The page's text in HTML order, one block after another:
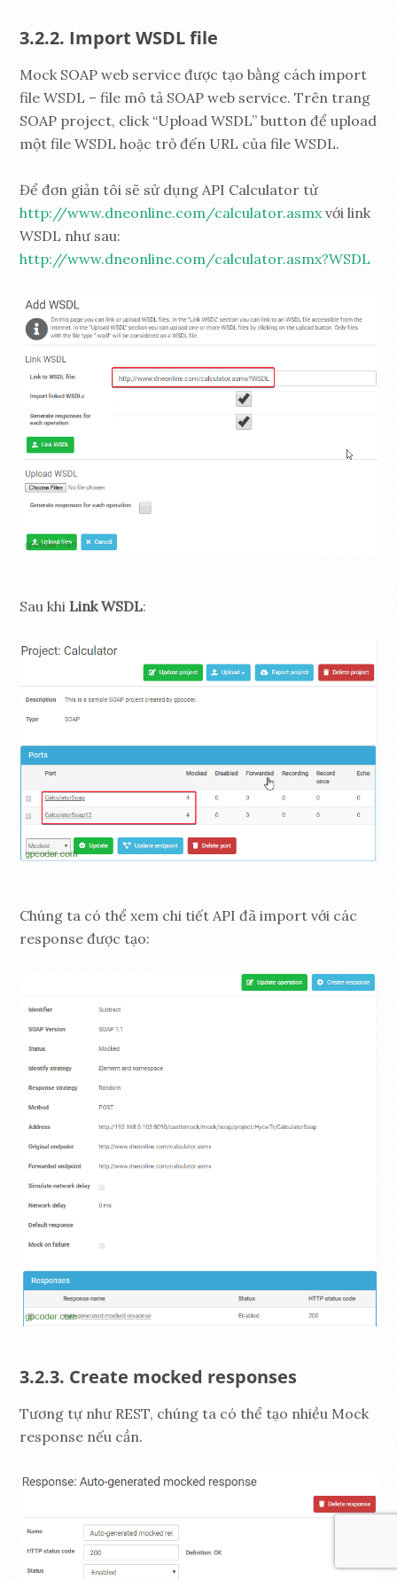
Import WSDL file
Mock SOAP web service được tạo bằng cách import
file WSDL – file mô tả SOAP web service. Trên trang
SOAP project, click “Upload WSDL” button để upload
một file WSDL hoặc trỏ đến URL của file WSDL.
Để đơn giản tôi sẽ sử dụng API Calculator từ
http://www.dneonline.com/calculator.asmx với link
WSDL như sau:
http://www.dneonline.com/calculator.asmx?WSDL
Sau khi Link WSDL:
Chúng ta có thể xem chi tiết API đã import với các
response được tạo:
Create mocked responses
Tương tự như REST, chúng ta có thể tạo nhiều Mock
response nếu cần.